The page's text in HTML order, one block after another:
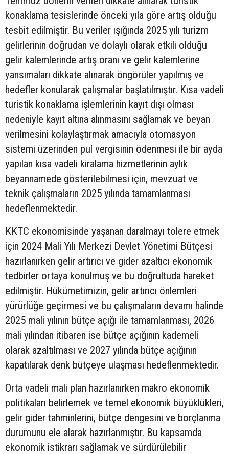
konaklama tesislerinde önceki yıla göre artış olduğu
tesbit edilmiştir. Bu veriler ışığında 2025 yılı turizm
gelirlerinin doğrudan ve dolaylı olarak etkili olduğu
gelir kalemlerinde artış oranı ve gelir kalemlerine
yansımaları dikkate alınarak öngörüler yapılmış ve
hedefler konularak çalışmalar başlatılmıştır. Kısa vadeli
turistik konaklama işlemlerinin kayıt dışı olması
nedeniyle kayıt altına alınmasını sağlamak ve beyan
verilmesini kolaylaştırmak amacıyla otomasyon
sistemi üzerinden pul vergisinin ödenmesi ile bir ayda
yapılan kısa vadeli kiralama hizmetlerinin aylık
beyannamede gösterilebilmesi için, mevzuat ve
teknik çalışmaların 2025 yılında tamamlanması
hedeflenmektedir.
KKTC ekonomisinde yaşanan daralmayı tolere etmek
için 2024 Mali Yılı Merkezi Devlet Yönetimi Bütçesi
hazırlanırken gelir artırıcı ve gider azaltıcı ekonomik
tedbirler ortaya konulmuş ve bu doğrultuda hareket
edilmiştir. Hükümetimizin, gelir artırıcı önlemleri
yürürlüğe geçirmesi ve bu çalışmaların devamı halinde
2025 mali yılının bütçe açığı ile tamamlanması, 2026
mali yılından itibaren ise bütçe açığının kademeli
olarak azaltılması ve 2027 yılında bütçe açığının
kapatılarak denk bütçeye ulaşması hedeflenmektedir.
Orta vadeli mali plan hazırlanırken makro ekonomik
politikaları belirlemek ve temel ekonomik büyüklükleri,
gelir gider tahminlerini, bütçe dengesini ve borçlanma
durumunu ele alarak hazırlanmıştır. Bu kapsamda
ekonomik istikrarı sağlamak ve sürdürülebilir